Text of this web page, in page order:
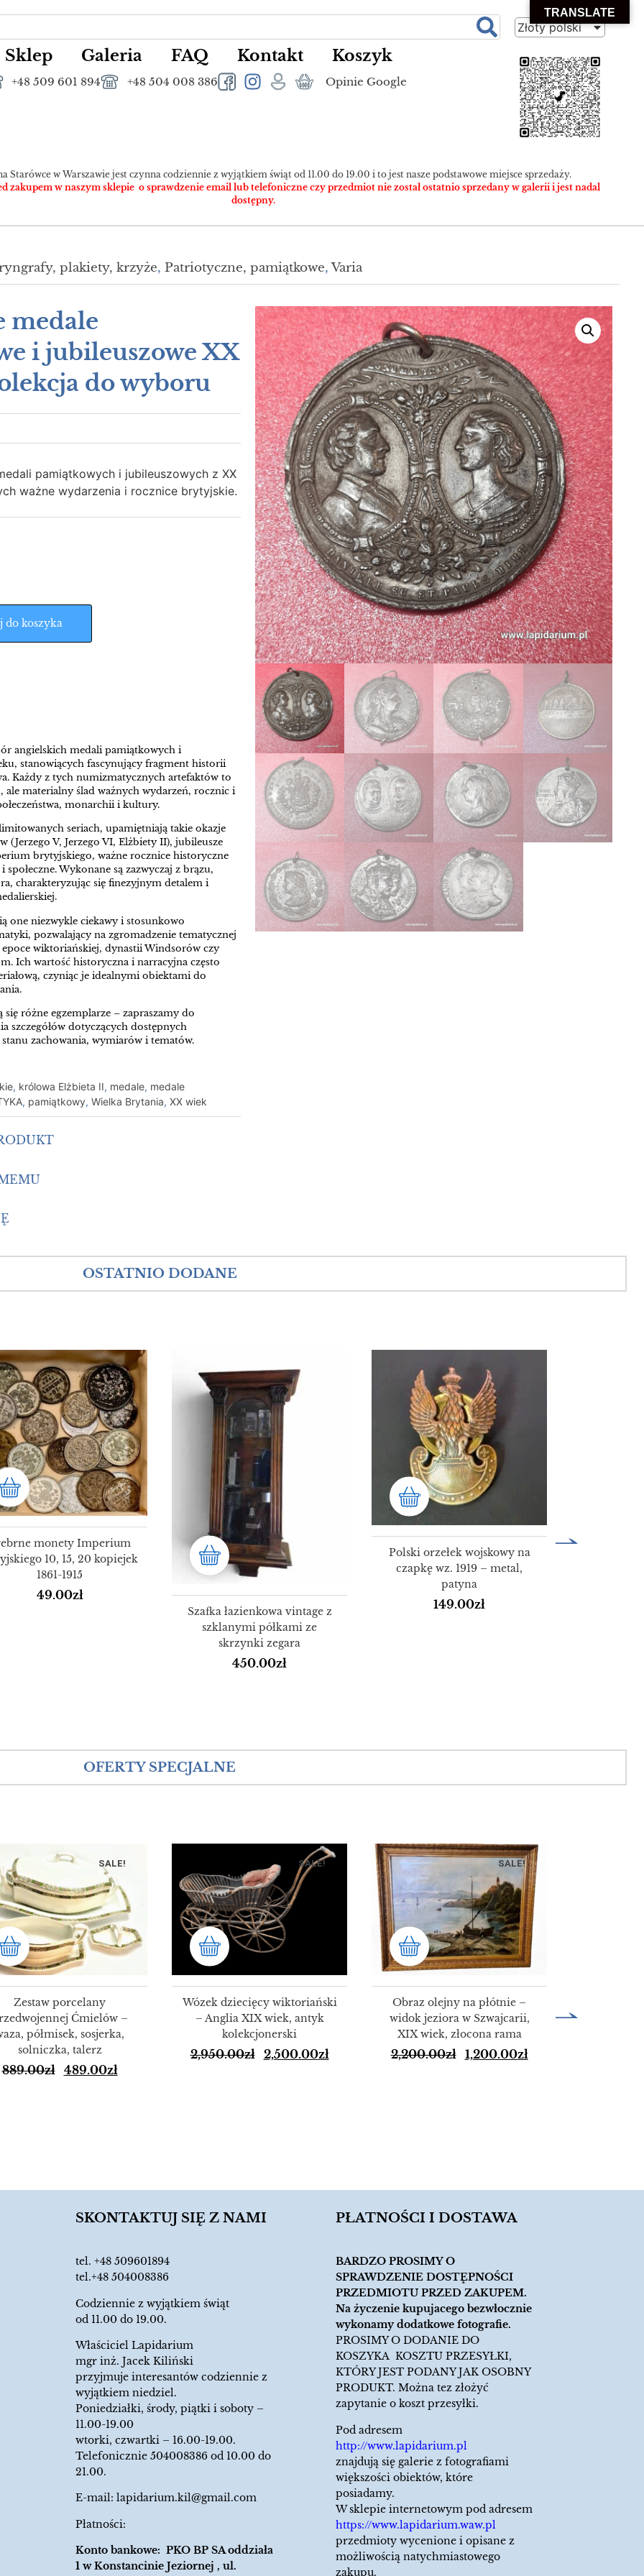
Sklep Galeria FAQ Kontakt Koszyk
+48 509 601 894 +48 504 008 386 Opinie Google
Złoty polski
Starówce w Warszawie jest czynna codziennie z wyjątkiem świąt od 11.00 do 19.00 i to jest nasze podstawowe miejsce sprzedaży.
zakupem w naszym sklepie o sprawdzenie email lub telefoniczne czy przedmiot nie został ostatnio sprzedany w galerii i jest nadal
dostępny.
plakiety, krzyże, Patriotyczne, pamiątkowe,Varia
medale
i jubileuszowe XX
do wyboru
pamiątkowych i jubileuszowych z XX
ważne wydarzenia i rocznice brytyjskie.
do koszyka
angielskich medali pamiątkowych i
stanowiących fascynujący fragment historii
Każdy z tych numizmatycznych artefaktów to
ale materialny ślad ważnych wydarzeń, rocznic i
monarchii i kultury.
seriach, upamiętniają takie okazje
(Jerzego V, Jerzego VI, Elżbiety II), jubileusze
brytyjskiego, ważne rocznice historyczne
społeczne. Wykonane są zazwyczaj z brązu,
charakteryzując się finezyjnym detalem i
one niezwykle ciekawy i stosunkowo
pozwalający na zgromadzenie tematycznej
wiktoriańskiej, dynastii Windsorów czy
Ich wartość historyczna i narracyjna często
czyniąc je idealnymi obiektami do
się różne egzemplarze – zapraszamy do
szczegółów dotyczących dostępnych
zachowania, wymiarów i tematów.
, królowa Elżbieta II, medale, medale
, pamiątkowy, Wielka Brytania, XX wiek
OSTATNIO DODANE
monety Imperium
10, 15, 20 kopiejek
1861-1915
49.00zł
Szafka łazienkowa vintage z
szklanymi półkami ze
skrzynki zegara
450.00zł
Polski orzełek wojskowy na
czapkę wz. 1919 – metal,
patyna
149.00zł
OFERTY SPECJALNE
SALE!
Zestaw porcelany
Ćmielów –
półmisek, sosjerka,
solniczka, talerz
889.00zł 489.00zł
SALE!
Wózek dziecięcy wiktoriański
– Anglia XIX wiek, antyk
kolekcjonerski
2,950.00zł 2,500.00zł
SALE!
Obraz olejny na płótnie –
widok jeziora w Szwajcarii,
XIX wiek, złocona rama
2,200.00zł 1,200.00zł
SKONTAKTUJ SIĘ Z NAMI
tel.+48 509601894
tel.+48 504008386
Codziennie z wyjątkiem świąt
od 11.00 do 19.00.
Właściciel Lapidarium
mgr inż. Jacek Kiliński
przyjmuje interesantów codziennie z
wyjątkiem niedziel.
Poniedziałki, środy, piątki i soboty –
11.00-19.00
wtorki, czwartki – 16.00-19.00.
Telefonicznie 504008386 od 10.00 do
21.00.
E-mail:lapidarium.kil@gmail.com
Płatności:
Konto bankowe: PKO BP SA oddziała
1 w Konstancinie Jeziornej , ul.
PŁATNOŚCI I DOSTAWA
BARDZO PROSIMY O
SPRAWDZENIE DOSTĘPNOŚCI
PRZEDMIOTU PRZED ZAKUPEM.
Na życzenie kupujacego bezwłocznie
wykonamy dodatkowe fotografie.
PROSIMY O DODANIE DO
KOSZYKA KOSZTU PRZESYŁKI,
KTÓRY JEST PODANY JAK OSOBNY
PRODUKT. Można tez złożyć
zapytanie o koszt przesyłki.
Pod adresem
http://www.lapidarium.pl
znajdują się galerie z fotografiami
większości obiektów, które
posiadamy.
W sklepie internetowym pod adresem
https://www.lapidarium.waw.pl
przedmioty wycenione i opisane z
możliwością natychmiastowego
zakupu.
TRANSLATE